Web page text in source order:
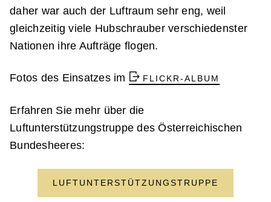
daher war auch der Luftraum sehr eng, weil
gleichzeitig viele Hubschrauber verschiedenster
Nationen ihre Aufträge flogen.
Fotos des Einsatzes im FLICKR-ALBUM
Erfahren Sie mehr über die
Luftunterstützungstruppe des Österreichischen
Bundesheeres:
LUFTUNTERSTÜTZUNGSTRUPPE